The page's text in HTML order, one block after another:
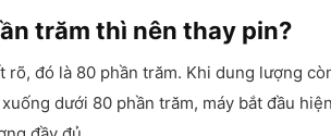
trăm thì nên thay pin?
rõ, đó là 80 phần trăm. Khi dung lượng
dưới 80 phần trăm, máy bắt đầu